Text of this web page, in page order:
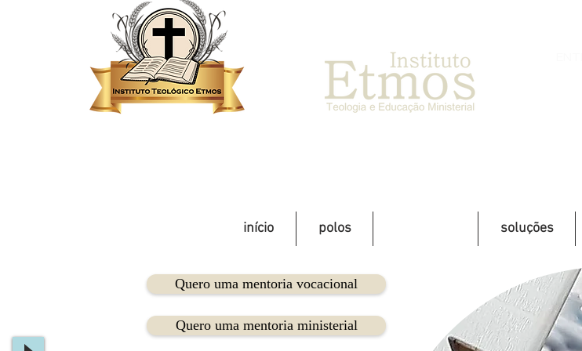
início polos soluções
Quero uma mentoria vocacional
Quero uma mentoria ministerial